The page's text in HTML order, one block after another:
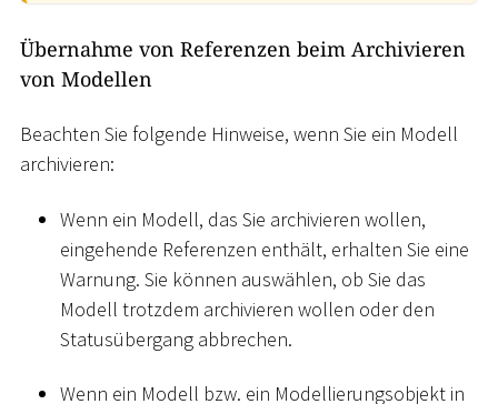
Übernahme von Referenzen beim Archivieren
von Modellen
Beachten Sie folgende Hinweise, wenn Sie ein Modell
archivieren:
Wenn ein Modell, das Sie archivieren wollen,
eingehende Referenzen enthält, erhalten Sie eine
Warnung. Sie können auswählen, ob Sie das
Modell trotzdem archivieren wollen oder den
Statusübergang abbrechen.
Wenn ein Modell bzw. ein Modellierungsobjekt in